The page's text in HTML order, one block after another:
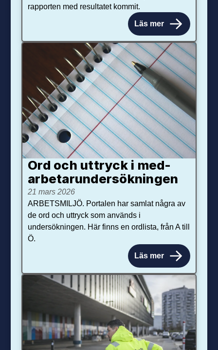
rapporten med resultatet kommit.
Läs mer
Ord och uttryck i med­­
arbetar­­under­sökningen
21 mars 2026
ARBETSMILJÖ. Portalen har samlat några av
de ord och uttryck som används i
undersökningen. Här finns en ordlista, från A till
Ö.
Läs mer